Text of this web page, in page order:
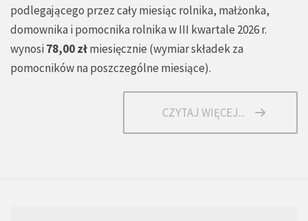
podlegającego przez cały miesiąc rolnika, małżonka,
domownika i pomocnika rolnika w III kwartale 2026 r.
wynosi 78,00 złmiesięcznie (wymiar składek za
pomocników na poszczególne miesiące).
CZYTAJ WIĘCEJ...